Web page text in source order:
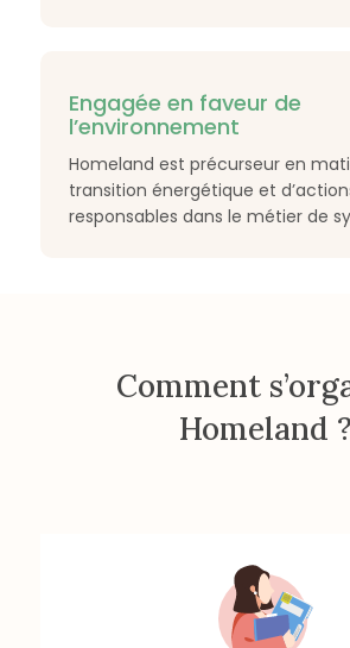
Engagée en faveur de
l’environnement
Homeland est précurseur en
transition énergétique et
responsables dans le métier de
Comment
Homeland ?